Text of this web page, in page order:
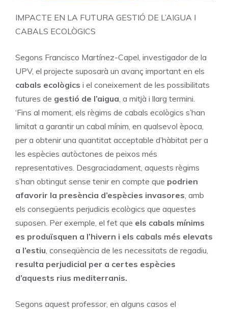
IMPACTE EN LA FUTURA GESTIÓ DE L’AIGUA I
CABALS ECOLÒGICS
Segons Francisco Martínez-Capel, investigador de la
UPV, el projecte suposarà un avanç important en els
cabals ecològics i el coneixement de les possibilitats
futures de gestió de l’aigua, a mitjà i llarg termini.
‘Fins al moment, els règims de cabals ecològics s’han
limitat a garantir un cabal mínim, en qualsevol època,
per a obtenir una quantitat acceptable d’hàbitat per a
les espècies autòctones de peixos més
representatives. Desgraciadament, aquests règims
s’han obtingut sense tenir en compte que podrien
afavorir la presència d’espècies invasores, amb
els consegüents perjudicis ecològics que aquestes
suposen. Per exemple, el fet que els cabals mínims
es produïsquen a l’hivern i els cabals més elevats
a l’estiu, conseqüència de les necessitats de regadiu,
resulta perjudicial per a certes espècies
d’aquests rius mediterranis.
Segons aquest professor, en alguns casos el